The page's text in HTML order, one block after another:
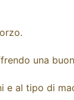
una
e al tipo di